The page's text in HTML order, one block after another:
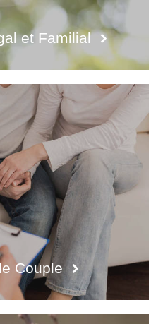
et Familial
Couple